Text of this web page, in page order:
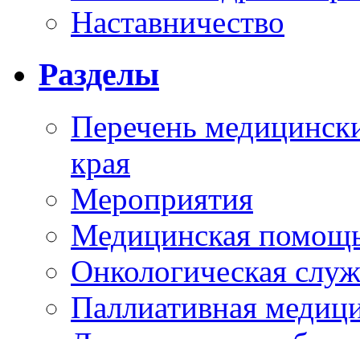
Наставничество
Разделы
Перечень
края
Мероприятия
Медицинская
Онкологическая
Паллиативная